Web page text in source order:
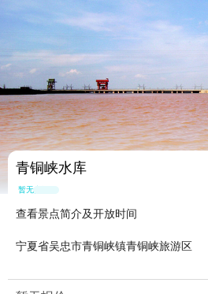
青铜峡水库
暂无点评
查看景点简介及开放时间
宁夏省吴忠市青铜峡镇青铜峡旅游区